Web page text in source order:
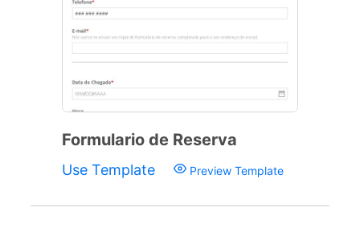
Formulario de Reserva
Use Template Preview Template